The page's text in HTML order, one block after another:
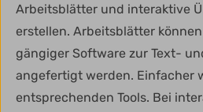
Arbeitsblätter und interaktive
erstellen. Arbeitsblätter
gängiger Software zur Text-
angefertigt werden. Einfacher
entsprechenden Tools. Bei